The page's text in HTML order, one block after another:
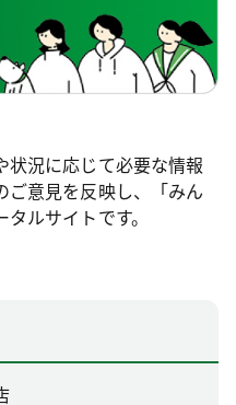
状況に応じて必要な情報
ご意見を反映し、「みん
ルサイトです。